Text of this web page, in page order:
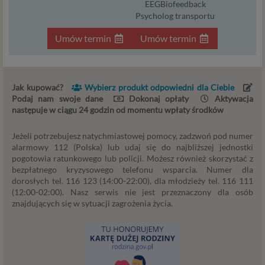
Umów termin
EEGBiofeedback
Psycholog transportu
Umów termin
Jak kupować?
Wybierz produkt odpowiedni dla Ciebie
Podaj nam swoje dane
Dokonaj opłaty
Aktywacja
następuje w ciągu 24 godzin od momentu wpłaty środków
Jeżeli potrzebujesz natychmiastowej pomocy, zadzwoń pod numer
alarmowy 112 (Polska) lub udaj się do najbliższej jednostki
pogotowia ratunkowego lub policji. Możesz również skorzystać z
bezpłatnego kryzysowego telefonu wsparcia. Numer dla
dorosłych tel. 116 123 (14:00-22:00), dla młodzieży tel. 116 111
(12:00-02:00). Nasz serwis nie jest przeznaczony dla osób
znajdujących się w sytuacji zagrożenia życia.
Twoja dobrowolna zgoda. Aby móc pokazać
interesujące Cię oferty reklamowe (np. produktu lub
usługi, których możesz potrzebować) reklamodawcy
i ich przedstawiciele muszą mieć możliwość
nie musisz jej udzielać. Dzięki naszemu rozwiązaniu
masz również możliwość ograniczenia zakresu lub
zmiany zgody w dowolnym momencie.
wyłącznie w przypadku posiadania przez nas lub inny
podmiot przetwarzający dane jednej z dopuszczonych
przez RODO podstaw prawnych i wyłącznie w celu
dostosowanym do danej podstawy, zgodnie z opisem
powyżej. Twoje dane przetwarzane będą do czasu
istnienia podstawy do ich przetwarzania – czyli w
ograniczenia lub innych działań z Twojej strony
ograniczających tę zgodę, w przypadku niezbędności
danych do wykonania umowy – przez czas jej